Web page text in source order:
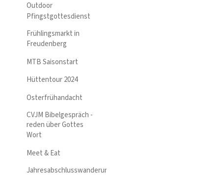
Outdoor
Pfingstgottesdienst
Frühlingsmarkt in
Freudenberg
MTB Saisonstart
Hüttentour 2024
Osterfrühandacht
CVJM Bibelgespräch -
reden über Gottes
Wort
Meet & Eat
Jahresabschlusswanderung